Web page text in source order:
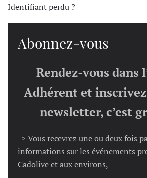
Identifiant perdu ?
Abonnez-vous
Rendez-vous dans
Adhérent et
newsletter, c’est
-> Vous recevrez une ou deux fois
informations sur les événements
Cadolive et aux environs,